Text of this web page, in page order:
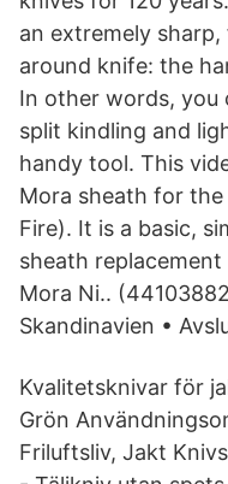
an extremely
around knife: the
In other words, you
split kindling and
handy tool. This
Mora sheath for
Fire). It is a basic,
sheath
Mora Ni..
Skandinavien •
Kvalitetsknivar för
Grön
Friluftsliv, Jakt